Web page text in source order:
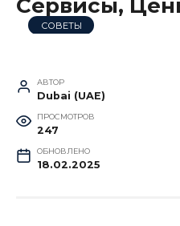
Сервисы,
СОВЕТЫ
АВТОР
Dubai (UAE)
ПРОСМОТРОВ
247
ОБНОВЛЕНО
18.02.2025